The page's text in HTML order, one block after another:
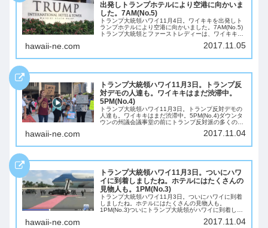
出発しトランプホテルにより空港に向かいま
した。7AM(No.5)
トランプ大統領ハワイ11月4日。ワイキキを出発しト
ランプホテルにより空港に向かいました。7AM(No.5)
トランプ大統領とファーストレディーは、ワイキキの
ランプ・インターナショナルホテルに...
hawaii-ne.com 2017.11.05
トランプ大統領ハワイ11月3日。トランプ反
対デモの人達も。ワイキキはまだ渋滞中。
5PM(No.4)
トランプ大統領ハワイ11月3日。トランプ反対デモの
人達も。ワイキキはまだ渋滞中。5PM(No.4)ダウンタ
ウンの州議会議事堂の前にトランプ反対派の多くの人
みたいですね。ワイキキはまだまだ渋滞中...
hawaii-ne.com 2017.11.04
トランプ大統領ハワイ11月3日。ついにハワ
イに到着しましたね。ホテルにはたくさんの
見物人も。1PM(No.3)
トランプ大統領ハワイ11月3日。ついにハワイに到着
しましたね。ホテルにはたくさんの見物人も。
1PM(No.3)ついにトランプ大統領がハワイに到着した
い。リッツカールトンホテルの前は、トランプ大統...
hawaii-ne.com 2017.11.04